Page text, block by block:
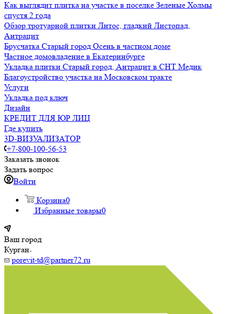
Как выглядит плитка на участке в поселке Зеленые Холмы
спустя 2 года
Обзор тротуарной плитки Литос, гладкий Листопад,
Антрацит
Брусчатка Старый город Осень в частном доме
Частное домовладение в Екатеринбурге
Укладка плитки Старый город, Антрацит в СНТ Медик
Благоустройство участка на Московском тракте
Услуги
Укладка под ключ
Дизайн
КРЕДИТ ДЛЯ ЮР ЛИЦ
Где купить
3D-ВИЗУАЛИЗАТОР
+7-800-100-56-53
Заказать звонок
Задать вопрос
Войти
Корзина0
Избранные товары0
Ваш город
Курган
porevit-td@partner72.ru